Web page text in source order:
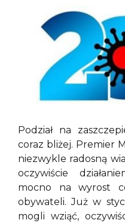
Podział na
coraz bliżej. Premier
niezwykle radosną
oczywiście
mocno na wyrost
obywateli. Już w
mogli wziąć,